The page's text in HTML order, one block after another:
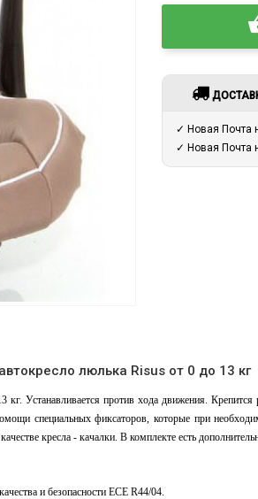
✓ Новая Почта
✓ Новая Почта
люлька Risus от 0 до 13 кг
Устанавливается против хода движения. Крепится
специальных фиксаторов, которые при
кресла - качалки. В комплекте есть
и безопасности ECE R44/04.